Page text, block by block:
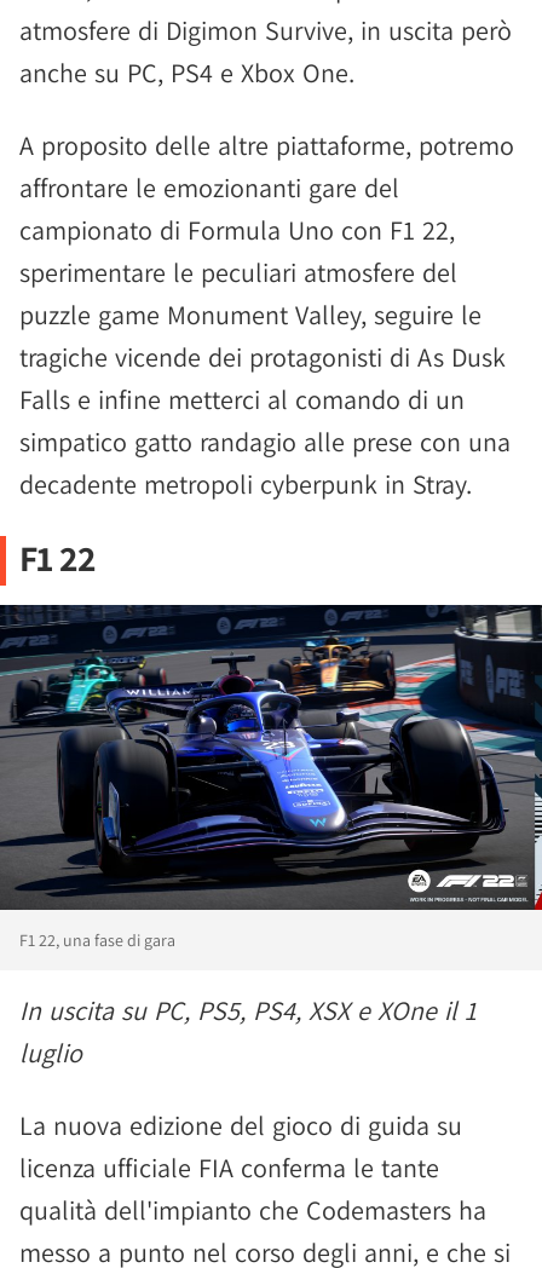
atmosfere di Digimon Survive, in uscita però
anche su PC, PS4 e Xbox One.
A proposito delle altre piattaforme, potremo
affrontare le emozionanti gare del
campionato di Formula Uno con F1 22,
sperimentare le peculiari atmosfere del
puzzle game Monument Valley, seguire le
tragiche vicende dei protagonisti di As Dusk
Falls e infine metterci al comando di un
simpatico gatto randagio alle prese con una
decadente metropoli cyberpunk in Stray.
F1 22
F1 22, una fase di gara
In uscita su PC, PS5, PS4, XSX e XOne il 1
luglio
La nuova edizione del gioco di guida su
licenza ufficiale FIA conferma le tante
qualità dell'impianto che Codemasters ha
messo a punto nel corso degli anni, e che si